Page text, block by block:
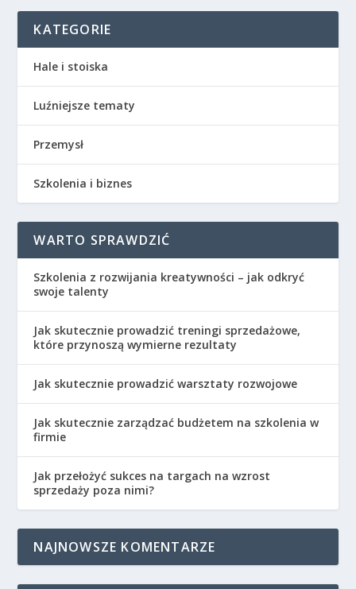
KATEGORIE
Hale i stoiska
Luźniejsze tematy
Przemysł
Szkolenia i biznes
WARTO SPRAWDZIĆ
Szkolenia z rozwijania kreatywności – jak odkryć
swoje talenty
Jak skutecznie prowadzić treningi sprzedażowe,
które przynoszą wymierne rezultaty
Jak skutecznie prowadzić warsztaty rozwojowe
Jak skutecznie zarządzać budżetem na szkolenia w
firmie
Jak przełożyć sukces na targach na wzrost
sprzedaży poza nimi?
NAJNOWSZE KOMENTARZE